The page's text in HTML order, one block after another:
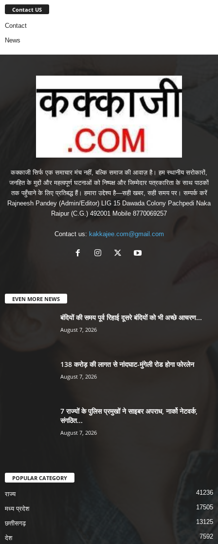
Contact US
Contact
News
कक्काजी सिर्फ एक समाचार मंच नहीं, बल्कि समाज की आवाज़ है। हम स्थानीय सरोकारों,
जनहित के मुद्दों और महत्वपूर्ण घटनाओं को निष्पक्ष और जिम्मेदार पत्रकारिता के साथ पाठकों
तक पहुँचाने के लिए प्रतिबद्ध हैं। हमारा उद्देश्य है—सही खबर, सही समय पर। सम्पर्क करें
Rajneesh Pandey (Admin/Editor) LIG 15 Dawada Colony Pachpedi Naka
Raipur (C.G.) 492001 Mobile 8770069257
Contact us: kakkajee.com@gmail.com
EVEN MORE NEWS
बंदियों की समय पूर्व रिहाई दूसरे बंदियों को भी अच्छे आचरण...
August 7, 2026
138 करोड़ की लागत से नांदघाट-मुंगेली रोड होगा फोरलेन
August 7, 2026
7 राज्यों के पुलिस प्रमुखों ने साइबर अपराध, नार्को नेटवर्क,
संगठित...
August 7, 2026
POPULAR CATEGORY
राज्य 41236
मध्य प्रदेश 17505
छत्तीसगढ़ 13125
देश 7592